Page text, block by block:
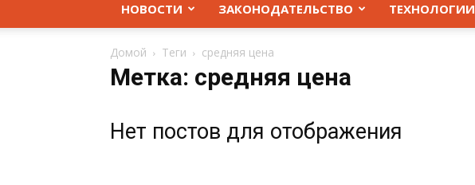
НОВОСТИ ЗАКОНОДАТЕЛЬСТВО ТЕХНОЛОГИИ
Домой Теги средняя цена
Метка: средняя цена
Нет постов для отображения